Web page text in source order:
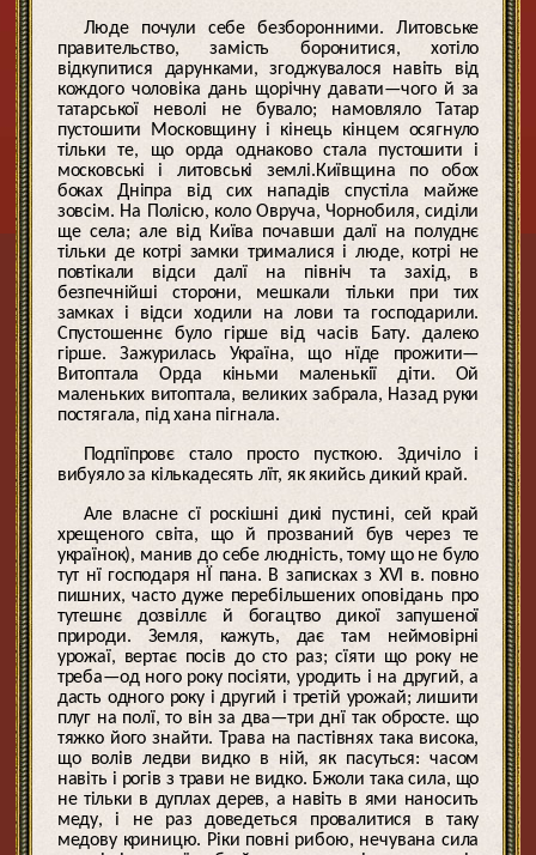
Люде почули себе безборонними. Литовське
правительство, замість боронитися, хотіло
відкупитися дарунками, згоджувалося навіть від
кождого чоловіка дань щорічну давати—чого й за
татарської неволі не бувало; намовляло Татар
пустошити Московщину і кінець кінцем осягнуло
тільки те, що орда однаково стала пустошити і
московські і литовські землі.Київщина по обох
боках Дніпра від сих нападів спустіла майже
зовсім. На Полісю, коло Овруча, Чорнобиля, сиділи
ще села; але від Київа почавши далї на полуднє
тільки де котрі замки трималися і люде, котрі не
повтікали відси далї на північ та захід, в
безпечнійші сторони, мешкали тільки при тих
замках і відси ходили на лови та господарили.
Спустошеннє було гірше від часів Бату. далеко
гірше. Зажурилась Україна, що нїде прожити—
Витоптала Орда кіньми маленькії діти. Ой
маленьких витоптала, великих забрала, Назад руки
постягала, під хана пігнала.
Подпїпровє стало просто пусткою. Здичіло і
вибуяло за кількадесять лїт, як якийсь дикий край.
Але власне сї роскішні дикі пустині, сей край
хрещеного світа, що й прозваний був через те
українок), манив до себе людність, тому що не було
тут нї господаря нЇ пана. В записках з XVI в. повно
пишних, часто дуже перебільшених оповідань про
тутешнє дозвіллє й богацтво дикої запушеної
природи. Земля, кажуть, дає там неймовірні
урожаї, вертає посів до сто раз; сїяти що року не
треба—од ного року посіяти, уродить і на другий, а
дасть одного року і другий і третій урожай; лишити
плуг на полї, то він за два—три днї так обросте. що
тяжко його знайти. Трава на пастівнях така висока,
що волів ледви видко в ній, як пасуться: часом
навіть і рогів з трави не видко. Бжоли така сила, що
не тільки в дуплах дерев, а навіть в ями наносить
меду, і не раз доведеться провалитися в таку
медову криницю. Ріки повні рибою, нечувана сила